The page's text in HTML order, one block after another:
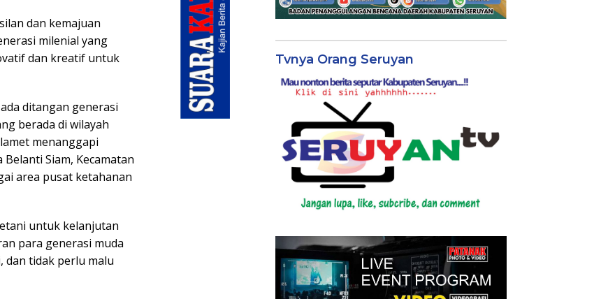
dan kemajuan
milenial yang
dan kreatif untuk
ditangan generasi
berada di wilayah
menanggapi
Siam, Kecamatan
area pusat ketahanan
untuk kelanjutan
para generasi muda
dan tidak perlu malu
Tvnya Orang Seruyan